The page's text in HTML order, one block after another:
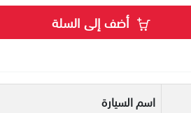
أضف إلى السلة
اسم السيارة